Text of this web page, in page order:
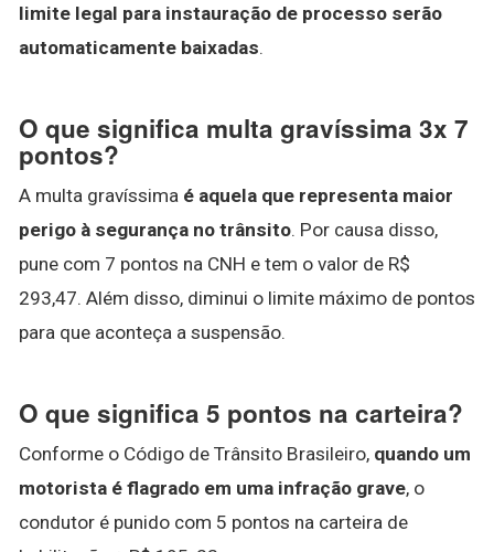
limite legal para instauração de processo serão
automaticamente baixadas.
O que significa multa gravíssima 3x 7
pontos?
A multa gravíssima é aquela que representa maior
perigo à segurança no trânsito. Por causa disso,
pune com 7 pontos na CNH e tem o valor de R$
293,47. Além disso, diminui o limite máximo de pontos
para que aconteça a suspensão.
O que significa 5 pontos na carteira?
Conforme o Código de Trânsito Brasileiro, quando um
motorista é flagrado em uma infração grave, o
condutor é punido com 5 pontos na carteira de